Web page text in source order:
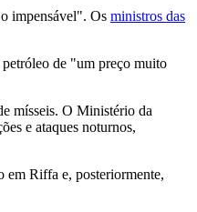
impensável". Os ministros das
petróleo de "um preço muito
mísseis. O Ministério da
e ataques noturnos,
em Riffa e, posteriormente,